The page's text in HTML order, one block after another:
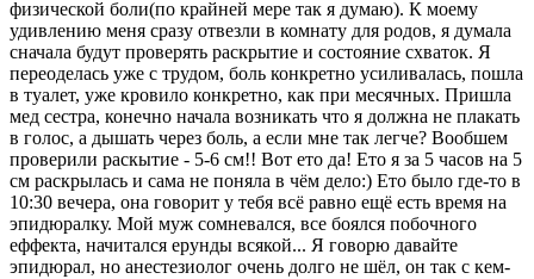
физической боли(по крайней мере так я думаю). К моему
удивлению меня сразу отвезли в комнату для родов, я думала
сначала будут проверять раскрытие и состояние схваток. Я
переоделась уже с трудом, боль конкретно усиливалась, пошла
в туалет, уже кровило конкретно, как при месячных. Пришла
мед сестра, конечно начала возникать что я должна не плакать
в голос, а дышать через боль, а если мне так легче? Вообшем
проверили раскытие - 5-6 см!! Вот ето да! Ето я за 5 часов на 5
см раскрылась и сама не поняла в чём дело:) Ето было где-то в
10:30 вечера, она говорит у тебя всё равно ещё есть время на
эпидюралку. Мой муж сомневался, все боялся побочного
еффекта, начитался ерунды всякой... Я говорю давайте
эпидюрал, но анестезиолог очень долго не шёл, он так с кем-